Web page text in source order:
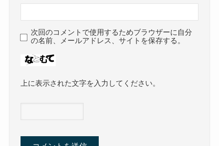
次回のコメントで使用するためブラウザーに自分
の名前、メールアドレス、サイトを保存する。
上に表示された文字を入力してください。